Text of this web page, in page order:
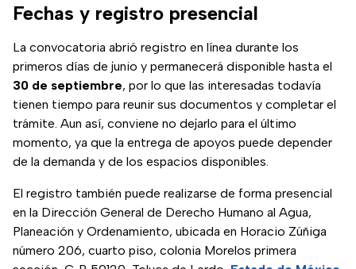
Fechas y registro presencial
La convocatoria abrió registro en línea durante los
primeros días de junio y permanecerá disponible hasta el
30 de septiembre, por lo que las interesadas todavía
tienen tiempo para reunir sus documentos y completar el
trámite. Aun así, conviene no dejarlo para el último
momento, ya que la entrega de apoyos puede depender
de la demanda y de los espacios disponibles.
El registro también puede realizarse de forma presencial
en la Dirección General de Derecho Humano al Agua,
Planeación y Ordenamiento, ubicada en Horacio Zúñiga
número 206, cuarto piso, colonia Morelos primera